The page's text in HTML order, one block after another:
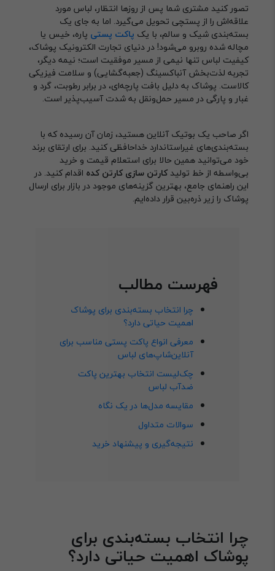
تصور کنید مشتری شما پس از روزها انتظار، لباس مورد
علاقه‌اش را از پستچی تحویل می‌گیرد. اما به جای یک
بسته‌بندی شیک و سالم، با یک پاکت پستی پاره، خیس یا
مچاله شده روبرو می‌شود! در دنیای تجارت الکترونیک پوشاک،
کیفیت لباس تنها نیمی از مسیر موفقیت است؛ نیمه دیگر،
تجربه لذت‌بخش آنباکسینگ (جعبه‌گشایی) و سلامت فیزیکی
کالاست. پوشاک به دلیل بافت پارچه‌ای، در برابر رطوبت، گرد و
غبار و پارگی در مسیر حمل‌ونقل به شدت آسیب‌پذیر است.
اگر صاحب یک بوتیک آنلاین هستید، زمان آن رسیده که با
بسته‌بندی‌های غیراستاندارد خداحافظی کنید. برای ارتقای برند
خود می‌توانید همین حالا برای استعلام قیمت و خرید
بی‌واسطه از خط تولید کارتن سازی کارتن کده اقدام کنید. در
این راهنمای جامع، بهترین گزینه‌های موجود در بازار برای ارسال
پوشاک را زیر ذره‌بین قرار داده‌ایم.
فهرست مطالب
چرا انتخاب بسته‌بندی برای پوشاک
اهمیت حیاتی دارد؟
معرفی انواع پاکت پستی مناسب برای
آنلاین‌شاپ‌های لباس
چک‌لیست انتخاب بهترین پاکت
ضدآب لباس
مقایسه مدل‌ها در یک نگاه
سوالات متداول
نتیجه‌گیری و پیشنهاد خرید
چرا انتخاب بسته‌بندی برای
پوشاک اهمیت حیاتی دارد؟